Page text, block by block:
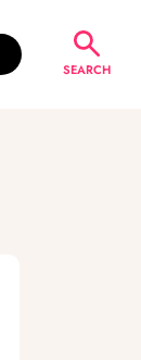
SEARCH